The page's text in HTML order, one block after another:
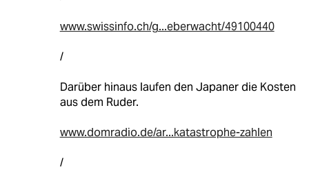
www.swissinfo.ch/g...eberwacht/49100440
/
Darüber hinaus laufen den Japaner die Kosten
aus dem Ruder.
www.domradio.de/ar...katastrophe-zahlen
/